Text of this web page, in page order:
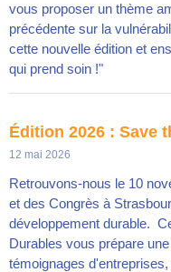
vous proposer un thème
précédente sur la
cette nouvelle édition et
qui prend soin !"
Édition 2026 : Save
12 mai 2026
Retrouvons-nous le 10
et des Congrès à
développement durable.
Durables vous prépare
témoignages